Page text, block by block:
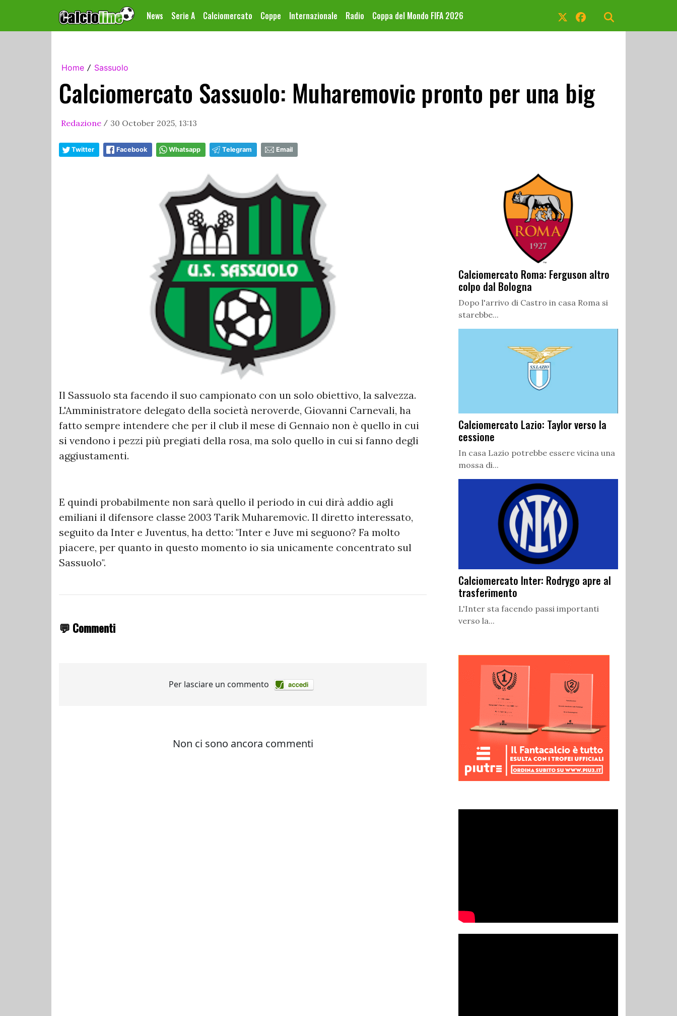
News Serie A Calciomercato Coppe Internazionale Radio Coppa del Mondo FIFA 2026
Home / Sassuolo
Calciomercato Sassuolo: Muharemovic pronto per una big
Redazione / 30 October 2025, 13:13
Twitter Facebook Whatsapp Telegram Email
Il Sassuolo sta facendo il suo campionato con un solo obiettivo, la salvezza.
L'Amministratore delegato della società neroverde, Giovanni Carnevali, ha
fatto sempre intendere che per il club il mese di Gennaio non è quello in cui
si vendono i pezzi più pregiati della rosa, ma solo quello in cui si fanno degli
aggiustamenti.
E quindi probabilmente non sarà quello il periodo in cui dirà addio agli
emiliani il difensore classe 2003 Tarik Muharemovic. Il diretto interessato,
seguito da Inter e Juventus, ha detto: "Inter e Juve mi seguono? Fa molto
piacere, per quanto in questo momento io sia unicamente concentrato sul
Sassuolo".
💬 Commenti
Calciomercato Roma: Ferguson altro
colpo dal Bologna
Dopo l'arrivo di Castro in casa Roma si
starebbe...
Calciomercato Lazio: Taylor verso la
cessione
In casa Lazio potrebbe essere vicina una
mossa di...
Calciomercato Inter: Rodrygo apre al
trasferimento
L'Inter sta facendo passi importanti
verso la...